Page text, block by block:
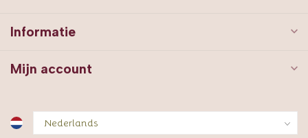
Informatie
Mijn account